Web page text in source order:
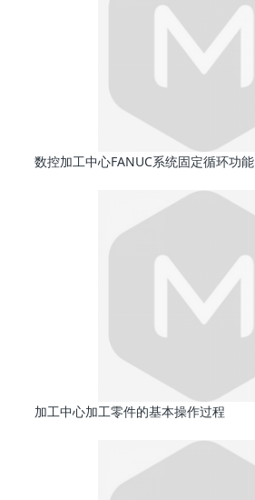
数控加工中心FANUC系统固定循环功能
加工中心加工零件的基本操作过程